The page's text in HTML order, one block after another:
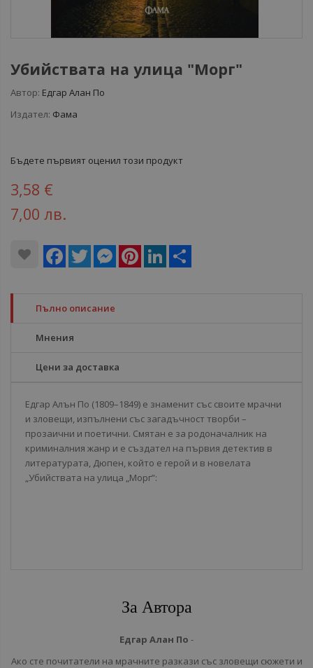
Убийствата на улица "Морг"
Автор: Едгар Алан По
Издател: Фама
Бъдете първият оценил този продукт
3,58 €
7,00 лв.
Facebook
Twitter MessengerPinterestLinkedIn
Пълно описание
Мнения
Цени за доставка
Едгар Алън По (1809–1849) е знаменит със своите мрачни
и зловещи, изпълнени със загадъчност творби –
прозаични и поетични. Смятан е за родоначалник на
криминалния жанр и е създател на първия детектив в
литературатa, Дюпен, който е герой и в новелата
„Убийствата на улица „Морг”:
За Автора
Едгар Алан По -
Ако сте почитатели на мрачните разкази със зловещи сюжети и